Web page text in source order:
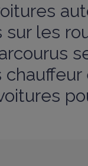
les